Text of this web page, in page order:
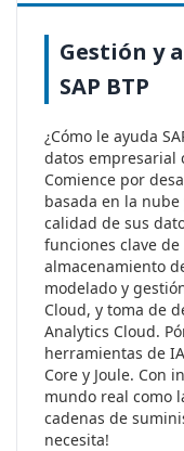
Gestión y
SAP BTP
¿Cómo le ayuda
datos empresarial
Comience por
basada en la
calidad de sus
funciones clave de
almacenamiento
modelado y
Cloud, y toma de
Analytics Cloud.
herramientas de IA
Core y Joule. Con
mundo real como
cadenas de
necesita!